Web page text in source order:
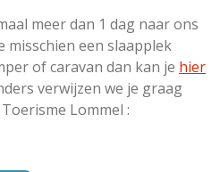
meer dan 1 dag naar ons
misschien een slaapplek
of caravan dan kan je hier
verwijzen we je graag
Lommel :